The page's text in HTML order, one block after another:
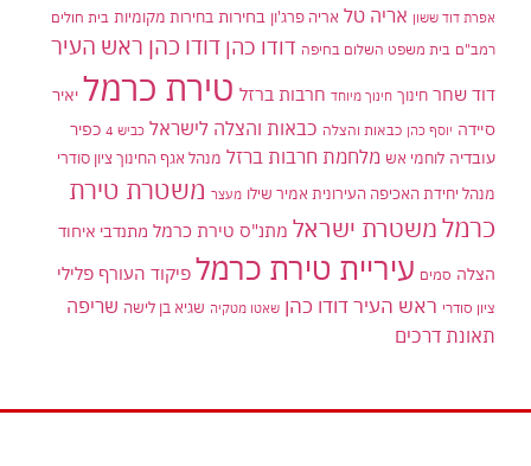
אפרת דוד ששון אריה טל אריה פרג'ון בחירות בחירות מקומיות בית חולים
רמב"ם בית משפט השלום בחיפה דודו כהן דודו כהן ראש העיר
דוד שחר חינוך חינוך מיוחד חרבות ברזל טירת כרמל יאיר
סיידה יוסף כהן כבאות והצלה כבאות והצלה לישראל כביש 4
כפיר
עובדיה לוחמי אש מלחמת חרבות ברזל מנהל אגף החינוך ציון סודרי
מנהל יחידת האכיפה העירונית אמיר שילו מעצר משטרת טירת
כרמלמשטרת ישראל מתנ"ס טירת כרמל מתנדבי איחוד
הצלה סמים עיריית טירת כרמל פיקוד העורף פלילי
ציון סודרי ראש העיר דודו כהן שאטו מטקיה שגיא בן לישה שריפה
תאונת דרכים